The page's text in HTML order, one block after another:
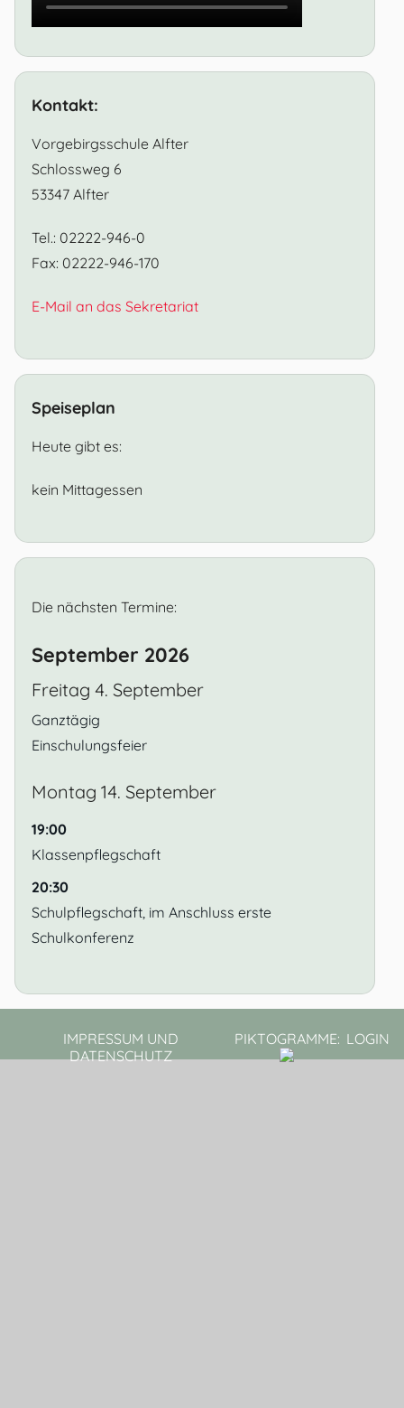
Kontakt:
Vorgebirgsschule Alfter
Schlossweg 6
53347 Alfter
Tel.: 02222-946-0
Fax: 02222-946-170
E-Mail an das Sekretariat
Speiseplan
Heute gibt es:
kein Mittagessen
Die nächsten Termine:
September 2026
Freitag 4. September
Ganztägig
Einschulungsfeier
Montag 14. September
19:00
Klassenpflegschaft
20:30
Schulpflegschaft, im Anschluss erste
Schulkonferenz
IMPRESSUM UND
DATENSCHUTZ
PIKTOGRAMME: LOGIN